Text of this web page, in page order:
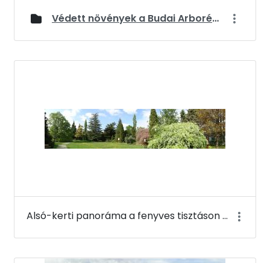
Védett növények a Budai Arborétumban
Alsó-kerti panoráma a fenyves tisztáson - Budai Arborétum